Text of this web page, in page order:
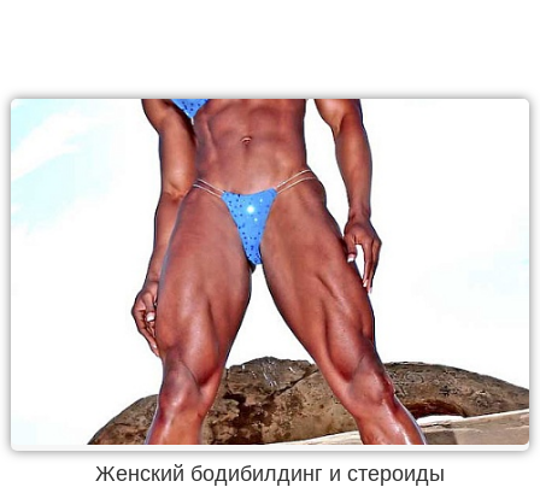
Женский бодибилдинг и стероиды